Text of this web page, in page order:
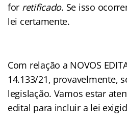
for retificado. Se isso
lei certamente.
Com relação a NOVOS
14.133/21, provavelmente,
legislação. Vamos estar
edital para incluir a lei